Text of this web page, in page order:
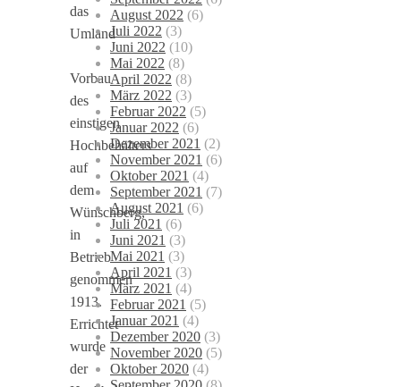
das
Umland
Vorbau
des
einstigen
Hochbehälters
auf
dem
Wünschberg,
in
Betrieb
genommen
1913.
Errichtet
wurde
der
August 2022 (6)
Juli 2022 (3)
Juni 2022 (10)
Mai 2022 (8)
April 2022 (8)
März 2022 (3)
Februar 2022 (5)
Januar 2022 (6)
Dezember 2021 (2)
November 2021 (6)
Oktober 2021 (4)
September 2021 (7)
August 2021 (6)
Juli 2021 (6)
Juni 2021 (3)
Mai 2021 (3)
April 2021 (3)
März 2021 (4)
Februar 2021 (5)
Januar 2021 (4)
Dezember 2020 (3)
November 2020 (5)
Oktober 2020 (4)